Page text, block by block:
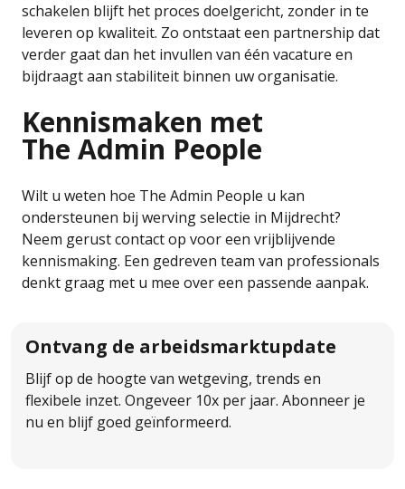
schakelen blijft het proces doelgericht, zonder in te
leveren op kwaliteit. Zo ontstaat een partnership dat
verder gaat dan het invullen van één vacature en
bijdraagt aan stabiliteit binnen uw organisatie.
Kennismaken met
The Admin People
Wilt u weten hoe The Admin People u kan
ondersteunen bij werving selectie in Mijdrecht?
Neem gerust contact op voor een vrijblijvende
kennismaking. Een gedreven team van professionals
denkt graag met u mee over een passende aanpak.
Ontvang de arbeidsmarktupdate
Blijf op de hoogte van wetgeving, trends en
flexibele inzet. Ongeveer 10x per jaar. Abonneer je
nu en blijf goed geïnformeerd.